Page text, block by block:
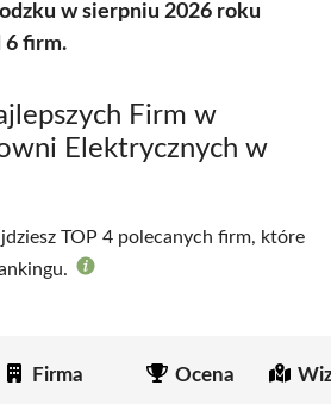
w sierpniu 2026 roku
6 firm.
Firm w
Elektrycznych w
TOP 4 polecanych firm, które
Firma Ocena